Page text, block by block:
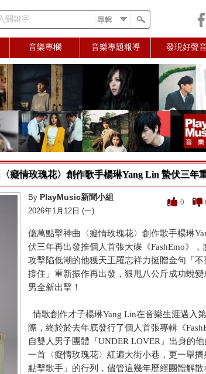
關鍵字
音樂專欄 音樂專題報導 發現好聲
癡情玫瑰花〉創作歌手楊琳Yang Lin 蟄伏三年
0
By PlayMusic新聞小組
2026年1月12日 (一)
億萬點擊神曲〈癡情玫瑰花〉創作歌手楊琳
伏三年再出發推個人首張大碟《FashEmo》，
攻擊陷低潮的他獲天王羅志祥力挺贈金句「不
撐住」重新振作再出發，狠甩八公斤成功蛻變
男全新出擊！
情歌創作才子楊琳Yang Lin在音樂生涯邁入
際，終於於去年底發行了個人首張專輯《
自雙人男子團體『UNDER LOVER』出身的他
一首〈癡情玫瑰花〉紅遍大街小巷，更一舉擠
點擊歌手」的行列，儘管這幾年歷經團體解散